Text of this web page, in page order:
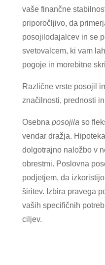
vaše finančne
priporočljivo, da
posojilodajalcev in se
svetovalcem, ki vam
pogoje in morebitne
Različne vrste posojil
značilnosti, prednosti
Osebna posojila so
vendar dražja.
dolgotrajno naložbo v
obrestmi. Poslovna
podjetjem, da
širitev. Izbira pravega
vaših specifičnih
ciljev.